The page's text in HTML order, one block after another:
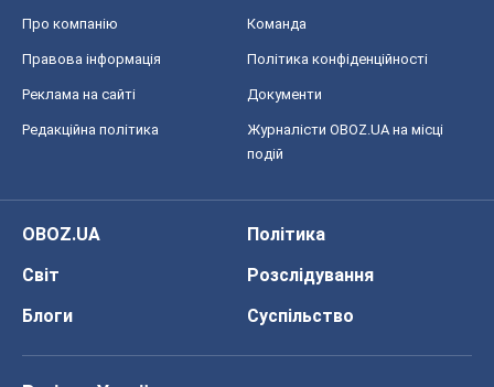
Про компанію Команда
Правова інформація Політика конфіденційності
Реклама на сайті Документи
Редакційна політика
Журналісти OBOZ.UA на місці
подій
OBOZ.UA
Політика
Світ
Розслідування
Блоги
Суспільство